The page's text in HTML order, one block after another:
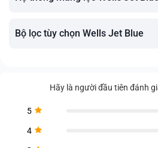
Bộ lọc tùy chọn Wells Jet Blue
Hãy là người đầu tiên đánh
5
4